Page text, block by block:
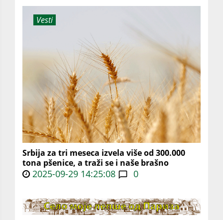
Vesti
Srbija za tri meseca izvela više od 300.000
tona pšenice, a traži se i naše brašno
2025-09-29 14:25:08 0